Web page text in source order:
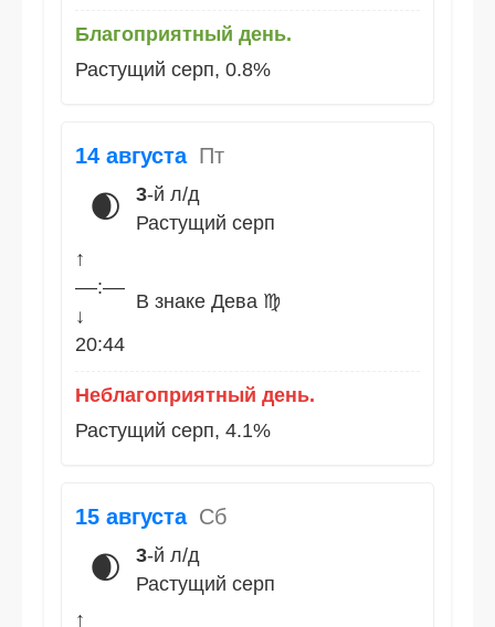
Благоприятный день.
Растущий серп, 0.8%
14 августа Пт
🌒 3-й л/д
Растущий серп
↑
––:––
↓
20:44
В знаке Дева ♍
Неблагоприятный день.
Растущий серп, 4.1%
15 августа Сб
🌒 3-й л/д
Растущий серп
↑